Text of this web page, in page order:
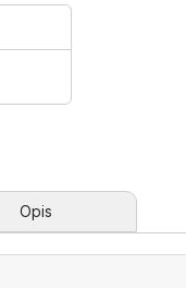
Opis